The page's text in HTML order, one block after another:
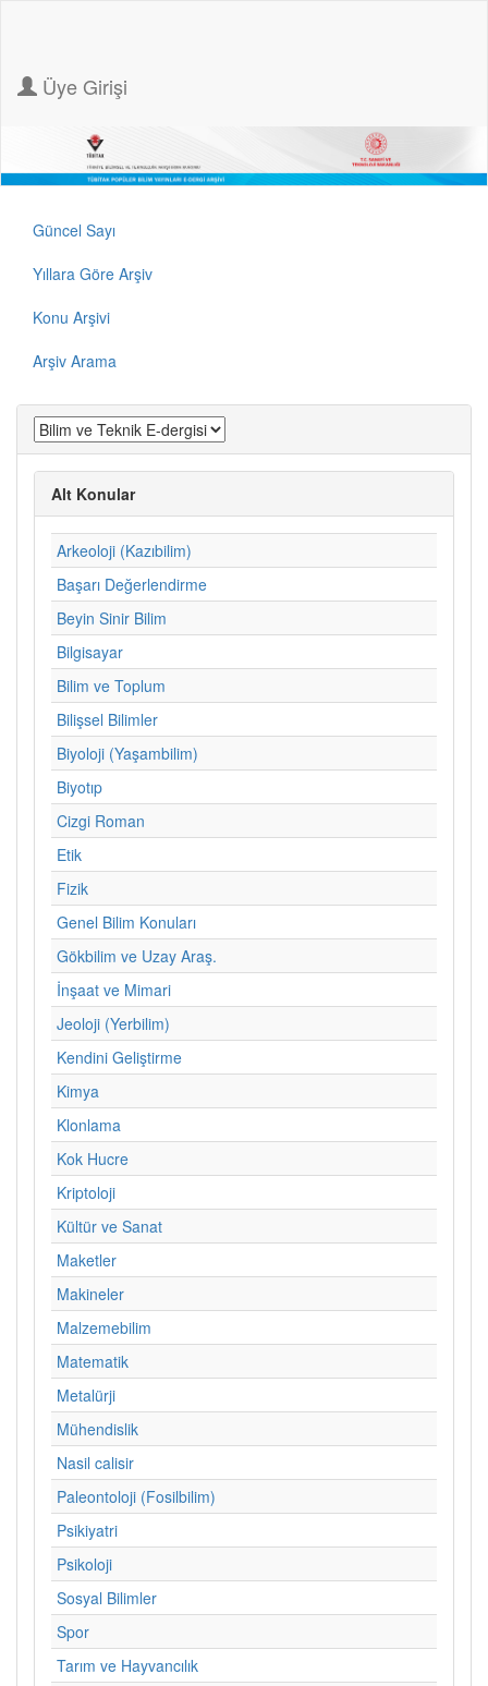
Üye Girişi
Güncel Sayı
Yıllara Göre Arşiv
Konu Arşivi
Arşiv Arama
Alt Konular
Arkeoloji (Kazıbilim)
Başarı Değerlendirme
Beyin Sinir Bilim
Bilgisayar
Bilim ve Toplum
Bilişsel Bilimler
Biyoloji (Yaşambilim)
Biyotıp
Cizgi Roman
Etik
Fizik
Genel Bilim Konuları
Gökbilim ve Uzay Araş.
İnşaat ve Mimari
Jeoloji (Yerbilim)
Kendini Geliştirme
Kimya
Klonlama
Kok Hucre
Kriptoloji
Kültür ve Sanat
Maketler
Makineler
Malzemebilim
Matematik
Metalürji
Mühendislik
Nasil calisir
Paleontoloji (Fosilbilim)
Psikiyatri
Psikoloji
Sosyal Bilimler
Spor
Tarım ve Hayvancılık